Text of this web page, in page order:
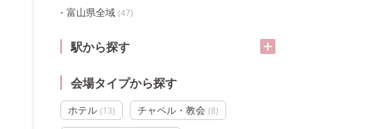
富山県全域 (47)
駅から探す
会場タイプから探す
ホテル (13) チャペル・教会 (8)